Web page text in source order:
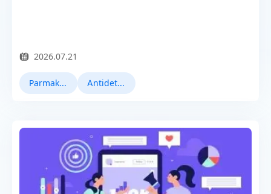
2026.07.21
Parmak İzi Tarayıcı Antidetect Tarayıcılar